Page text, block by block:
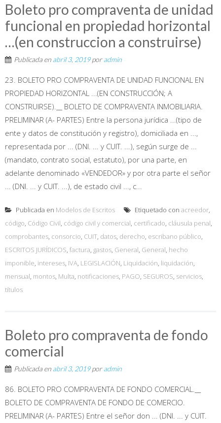
Boleto pro compraventa de unidad
funcional en propiedad horizontal
…(en construccion a construirse)
Publicada en abril 3, 2019poradmin
23. BOLETO PRO COMPRAVENTA DE UNIDAD FUNCIONAL EN
PROPIEDAD HORIZONTAL ...(EN CONSTRUCCIÓN; A
CONSTRUIRSE).__ BOLETO DE COMPRAVENTA INMOBILIARIA.
PRELIMINAR (A- PARTES) Entre la persona jurídica ...(tipo de
ente y datos de constitución y registro), domiciliada en ...,
representada por ... (DNI. ... y CUIT. ...), según surge de ...
(mandato, contrato social, estatuto), por una parte, en
adelante denominado «VENDEDOR» y por otra parte el señor
... (DNI. ... y CUIT. ...), de estado civil ..., c...
Publicada en Modelos de Escritos Etiquetado con acreedor,
código, Código Civil, código civil y comercial, certificado, cláusula penal,
comprobantes, consorcio, CUIT, datos, derecho, escribano público,
ESCRITOS JURÍDICOS, factura, gastos, General, General, hecho
imponible, intereses, IVA, LEGISLACIÓN, Liquidación, liquidación,
mensual, montos, Multa, notificaciones, PAGO, SEGUROS, servicios,
títulos
Boleto pro compraventa de fondo
comercial
Publicada en abril 3, 2019poradmin
86. BOLETO PRO COMPRAVENTA DE FONDO COMERCIAL.__
BOLETO DE COMPRAVENTA DE FONDO DE COMERCIO.
PRELIMINAR (A- PARTES) Entre el señor don ... (DNI. ... y CUIT.